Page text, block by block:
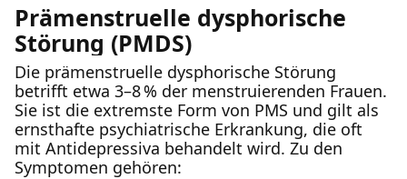
Prämenstruelle dysphorische
Störung (PMDS)
Die prämenstruelle dysphorische Störung
betrifft etwa 3–8 % der menstruierenden Frauen.
Sie ist die extremste Form von PMS und gilt als
ernsthafte psychiatrische Erkrankung, die oft
mit Antidepressiva behandelt wird. Zu den
Symptomen gehören: